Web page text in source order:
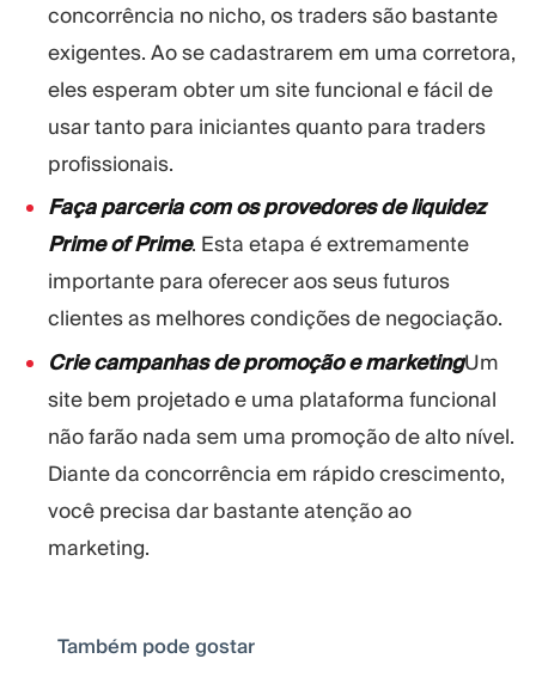
concorrência no nicho, os traders são bastante
exigentes. Ao se cadastrarem em uma corretora,
eles esperam obter um site funcional e fácil de
usar tanto para iniciantes quanto para traders
profissionais.
Faça parceria com os provedores de liquidez
Prime of Prime. Esta etapa é extremamente
importante para oferecer aos seus futuros
clientes as melhores condições de negociação.
Crie campanhas de promoção e marketingUm
site bem projetado e uma plataforma funcional
não farão nada sem uma promoção de alto nível.
Diante da concorrência em rápido crescimento,
você precisa dar bastante atenção ao
marketing.
Também pode gostar